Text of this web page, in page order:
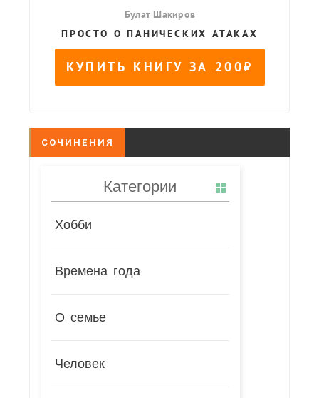
СОЧИНЕНИЯ
Категории
Хобби
Времена года
О семье
Человек